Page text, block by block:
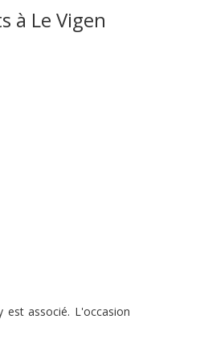
à Le Vigen
associé. L'occasion